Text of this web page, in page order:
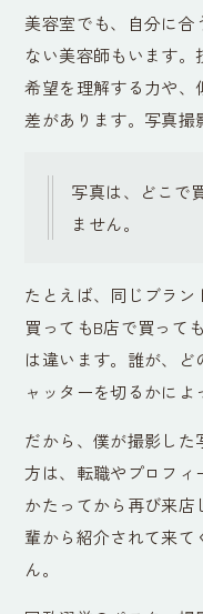
美容室でも、自分に
ない美容師もいます
希望を理解する力や、
差があります。写真撮
写真は、どこで
ません。
たとえば、同じブラン
買ってもB店で買って
は違います。誰が、
ャッターを切るかによ
だから、僕が撮影した
方は、転職やプロフィ
かたってから再び来
輩から紹介されて来
ん。